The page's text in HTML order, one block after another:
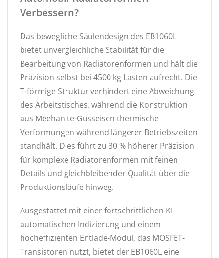
Verbessern?
Das bewegliche Säulendesign des EB1060L
bietet unvergleichliche Stabilität für die
Bearbeitung von Radiatorenformen und hält die
Präzision selbst bei 4500 kg Lasten aufrecht. Die
T-förmige Struktur verhindert eine Abweichung
des Arbeitstisches, während die Konstruktion
aus Meehanite-Gusseisen thermische
Verformungen während längerer Betriebszeiten
standhält. Dies führt zu 30 % höherer Präzision
für komplexe Radiatorenformen mit feinen
Details und gleichbleibender Qualität über die
Produktionsläufe hinweg.
Ausgestattet mit einer fortschrittlichen KI-
automatischen Indizierung und einem
hocheffizienten Entlade-Modul, das MOSFET-
Transistoren nutzt, bietet der EB1060L eine